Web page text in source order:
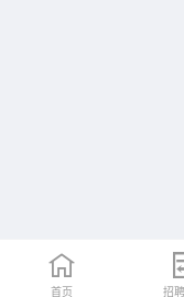
首页 招